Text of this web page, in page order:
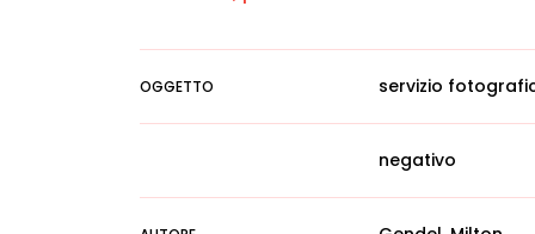
OGGETTO servizio
negativo